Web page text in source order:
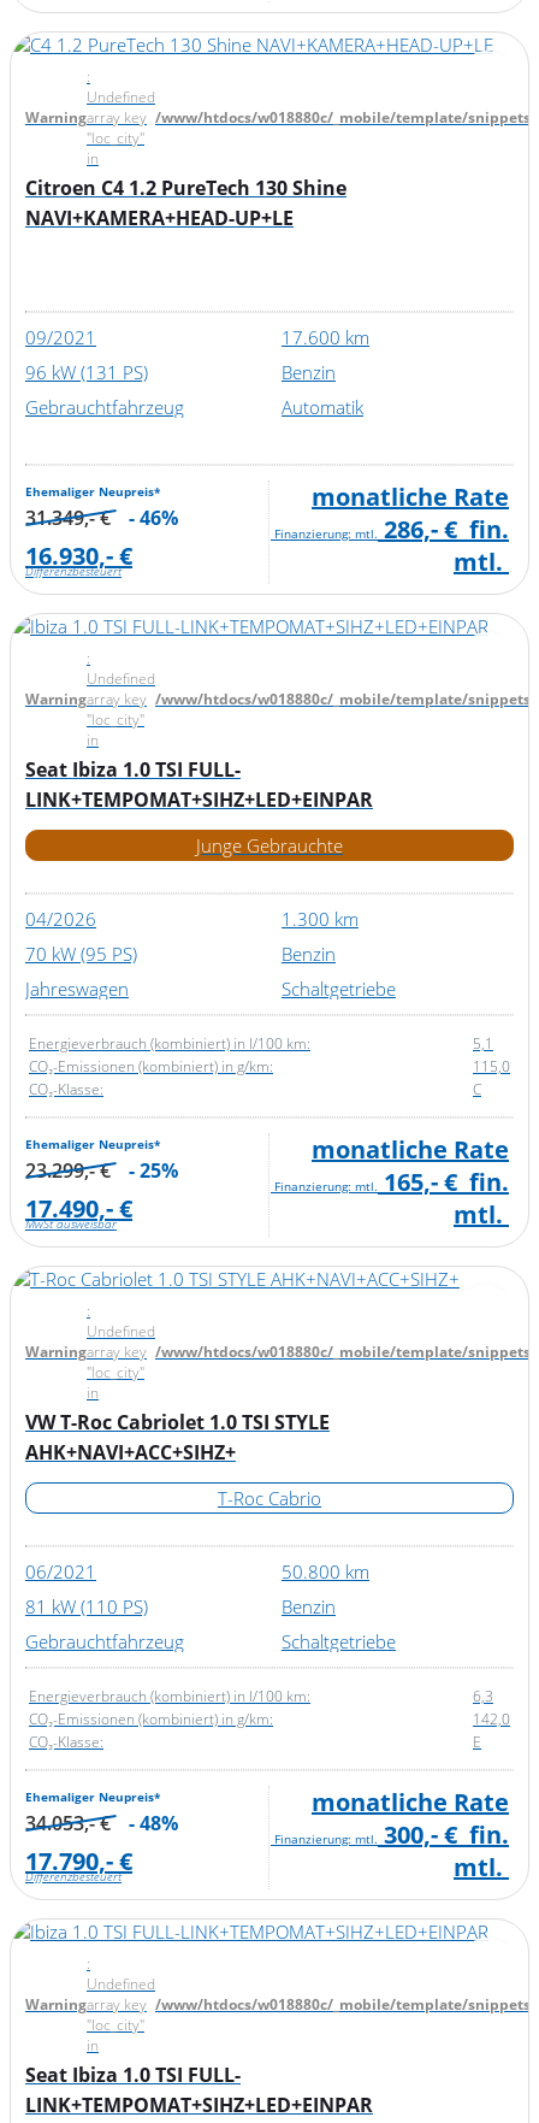
Warning
:
Undefined
array key
"loc_city"
in
/www/htdocs/w018880c/_mobile/template/
Citroen C4 1.2 PureTech 130 Shine
NAVI+KAMERA+HEAD-UP+LE
09/2021
17.600 km
96 kW (131 PS)
Benzin
Gebrauchtfahrzeug
Automatik
Ehemaliger Neupreis*
31.349,- € - 46%
16.930,- €
Differenzbesteuert
monatliche Rate
Finanzierung: mtl. 286,- € fin.
mtl.
Warning
:
Undefined
array key
"loc_city"
in
/www/htdocs/w018880c/_mobile/template/
Seat Ibiza 1.0 TSI FULL-
LINK+TEMPOMAT+SIHZ+LED+EINPAR
Junge Gebrauchte
04/2026
1.300 km
70 kW (95 PS)
Benzin
Jahreswagen
Schaltgetriebe
Energieverbrauch (kombiniert) in l/100 km:
5,1
CO₂-Emissionen (kombiniert) in g/km:
115,0
CO₂-Klasse:
C
Ehemaliger Neupreis*
23.299,- € - 25%
17.490,- €
MwSt ausweisbar
monatliche Rate
Finanzierung: mtl. 165,- € fin.
mtl.
Warning
:
Undefined
array key
"loc_city"
in
/www/htdocs/w018880c/_mobile/template/
VW T-Roc Cabriolet 1.0 TSI STYLE
AHK+NAVI+ACC+SIHZ+
T-Roc Cabrio
06/2021
50.800 km
81 kW (110 PS)
Benzin
Gebrauchtfahrzeug
Schaltgetriebe
Energieverbrauch (kombiniert) in l/100 km:
6,3
CO₂-Emissionen (kombiniert) in g/km:
142,0
CO₂-Klasse:
E
Ehemaliger Neupreis*
34.053,- € - 48%
17.790,- €
Differenzbesteuert
monatliche Rate
Finanzierung: mtl. 300,- € fin.
mtl.
Warning
:
Undefined
array key
"loc_city"
in
/www/htdocs/w018880c/_mobile/template/
Seat Ibiza 1.0 TSI FULL-
LINK+TEMPOMAT+SIHZ+LED+EINPAR